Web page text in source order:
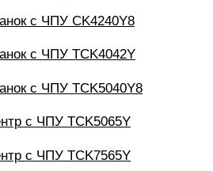
с ЧПУ CK4240Y8
с ЧПУ TCK4042Y
с ЧПУ TCK5040Y8
с ЧПУ TCK5065Y
с ЧПУ TCK7565Y